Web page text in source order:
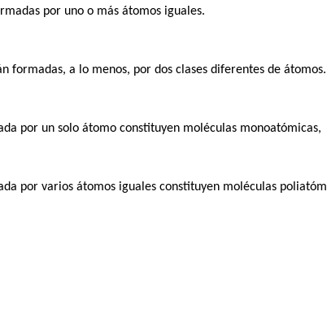
por uno o más átomos iguales.
formadas, a lo menos, por dos clases diferentes de átomos.
por un solo átomo constituyen moléculas monoatómicas,
por varios átomos iguales constituyen moléculas